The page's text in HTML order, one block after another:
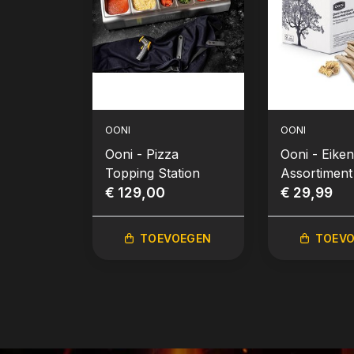
OONI
Ooni - Pizza
Topping Station
€ 129,00
TOEVOEGEN
OONI
Ooni -
Assortiment
kilo eik)
€ 29,99